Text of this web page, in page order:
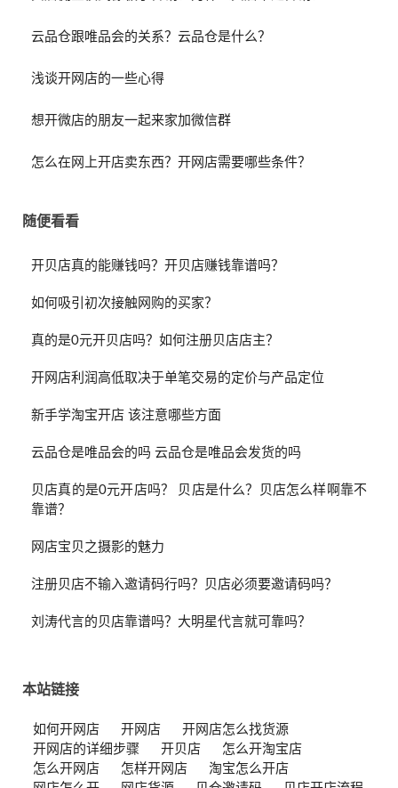
云品仓跟唯品会的关系？云品仓是什么？
浅谈开网店的一些心得
想开微店的朋友一起来家加微信群
怎么在网上开店卖东西？开网店需要哪些条件？
随便看看
开贝店真的能赚钱吗？开贝店赚钱靠谱吗？
如何吸引初次接触网购的买家？
真的是0元开贝店吗？如何注册贝店店主？
开网店利润高低取决于单笔交易的定价与产品定位
新手学淘宝开店 该注意哪些方面
云品仓是唯品会的吗 云品仓是唯品会发货的吗
贝店真的是0元开店吗？ 贝店是什么？贝店怎么样啊靠不
靠谱？
网店宝贝之摄影的魅力
注册贝店不输入邀请码行吗？贝店必须要邀请码吗？
刘涛代言的贝店靠谱吗？大明星代言就可靠吗？
本站链接
如何开网店 开网店
开网店怎么找货源
开网店的详细步骤
开贝店
怎么开淘宝店
怎么开网店
怎样开网店
淘宝怎么开店